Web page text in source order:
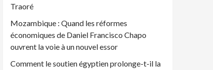
Traoré
Mozambique : Quand les réformes
économiques de Daniel Francisco Chapo
ouvrent la voie à un nouvel essor
Comment le soutien égyptien prolonge-t-il la